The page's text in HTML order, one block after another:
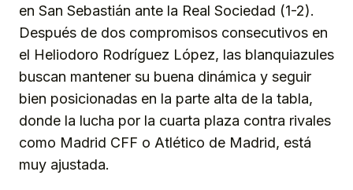
en San Sebastián ante la Real Sociedad (1-2).
Después de dos compromisos consecutivos en
el Heliodoro Rodríguez López, las blanquiazules
buscan mantener su buena dinámica y seguir
bien posicionadas en la parte alta de la tabla,
donde la lucha por la cuarta plaza contra rivales
como Madrid CFF o Atlético de Madrid, está
muy ajustada.